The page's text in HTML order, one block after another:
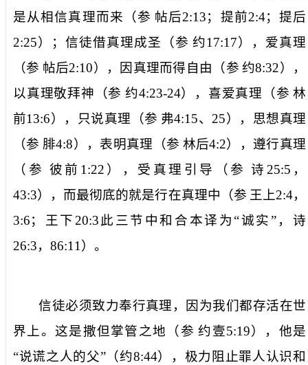
是从相信真理而来（参 帖后2:13；提前2:4；提后
2:25）；信徒借真理成圣（参 约17:17），爱真理
（参 帖后2:10），因真理而得自由（参 约8:32），
以真理敬拜神（参 约4:23-24），喜爱真理（参 林
前13:6），只说真理（参 弗4:15、 25），思想真理
（参 腓4:8），表明真理（参 林后4:2），遵行真理
（参 彼前 1:22 ），受真理引导（参 诗 25:5 ，
43:3），而最彻底的就是行在真理中（参 王上2:4，
3:6；王下 20:3 此三节中和合本译为“诚实”，诗
26:3， 86:11 ）。
信徒必须致力奉行真理，因为我们都存活在世
界上。这是撒但掌管之地（参 约壹5:19），他是
“说谎之人的父”（约8:44），极力阻止罪人认识和